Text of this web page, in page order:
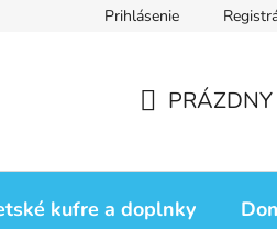
Vrátenie tovaru Obchodné
Prihlásenie
KOŠÍK
PRÁZDNY
kufre a doplnky